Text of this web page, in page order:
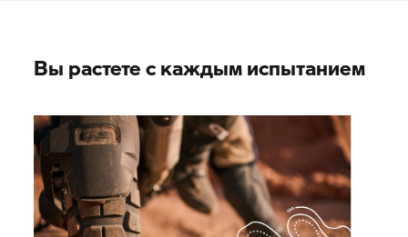
Вы растете с каждым испытанием